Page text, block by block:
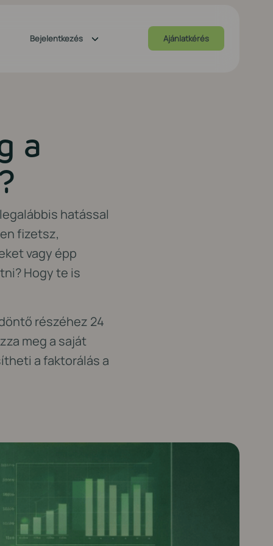
Bejelentkezés Ajánlatkérés
a
hatással
fizetsz,
vagy épp
Hogy te is
részéhez 24
meg a saját
a faktorálás a